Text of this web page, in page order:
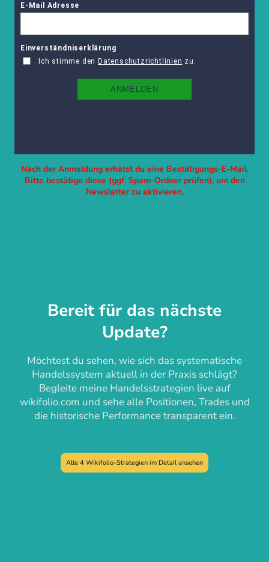
Nach der Anmeldung erhätst du eine Bestätigungs-E-Mail.
Bitte bestätige diese (ggf. Spam-Ordner prüfen), um den
Newsletter zu aktivieren.
Bereit für das nächste
Update?
Möchtest du sehen, wie sich das systematische
Handelssystem aktuell in der Praxis schlägt?
Begleite meine Handelsstrategien live auf
wikifolio.com und sehe alle Positionen, Trades und
die historische Performance transparent ein.
Alle 4 Wikifolio-Strategien im Detail ansehen